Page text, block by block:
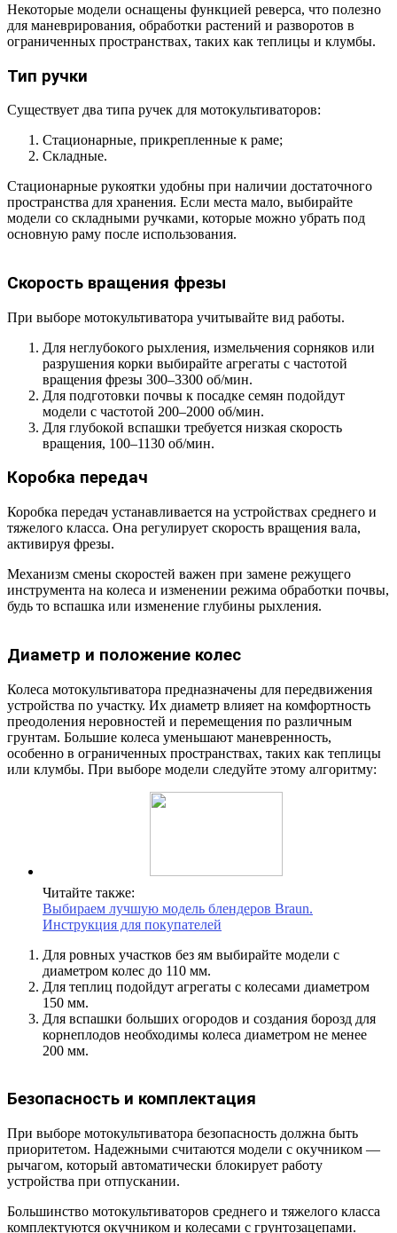
Некоторые модели оснащены функцией реверса, что полезно
для маневрирования, обработки растений и разворотов в
ограниченных пространствах, таких как теплицы и клумбы.
Тип ручки
Существует два типа ручек для мотокультиваторов:
Стационарные, прикрепленные к раме;
Складные.
Стационарные рукоятки удобны при наличии достаточного
пространства для хранения. Если места мало, выбирайте
модели со складными ручками, которые можно убрать под
основную раму после использования.
Скорость вращения фрезы
При выборе мотокультиватора учитывайте вид работы.
Для неглубокого рыхления, измельчения сорняков или
разрушения корки выбирайте агрегаты с частотой
вращения фрезы 300–3300 об/мин.
Для подготовки почвы к посадке семян подойдут
модели с частотой 200–2000 об/мин.
Для глубокой вспашки требуется низкая скорость
вращения, 100–1130 об/мин.
Коробка передач
Коробка передач устанавливается на устройствах среднего и
тяжелого класса. Она регулирует скорость вращения вала,
активируя фрезы.
Механизм смены скоростей важен при замене режущего
инструмента на колеса и изменении режима обработки почвы,
будь то вспашка или изменение глубины рыхления.
Диаметр и положение колес
Колеса мотокультиватора предназначены для передвижения
устройства по участку. Их диаметр влияет на комфортность
преодоления неровностей и перемещения по различным
грунтам. Большие колеса уменьшают маневренность,
особенно в ограниченных пространствах, таких как теплицы
или клумбы. При выборе модели следуйте этому алгоритму:
Читайте также:
Выбираем лучшую модель блендеров Braun.
Инструкция для покупателей
Для ровных участков без ям выбирайте модели с
диаметром колес до 110 мм.
Для теплиц подойдут агрегаты с колесами диаметром
150 мм.
Для вспашки больших огородов и создания борозд для
корнеплодов необходимы колеса диаметром не менее
200 мм.
Безопасность и комплектация
При выборе мотокультиватора безопасность должна быть
приоритетом. Надежными считаются модели с окучником —
рычагом, который автоматически блокирует работу
устройства при отпускании.
Большинство мотокультиваторов среднего и тяжелого класса
комплектуются окучником и колесами с грунтозацепами.